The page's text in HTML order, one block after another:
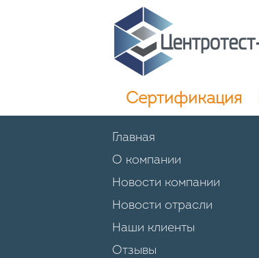
Сертификация
Главная
О компании
Новости компании
Новости отрасли
Наши клиенты
Отзывы